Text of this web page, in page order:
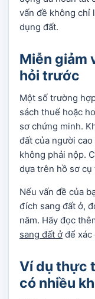
vấn đề không chỉ
dụng đất.
Miễn giảm
hỏi trước
Một số trường
sách thuế hoặc
sơ chứng minh.
đất của người
không phải nộp.
dựa trên hồ sơ cụ
Nếu vấn đề của
đích sang đất ở,
năm. Hãy đọc
sang đất ở để xác
Ví dụ thực
có nhiều